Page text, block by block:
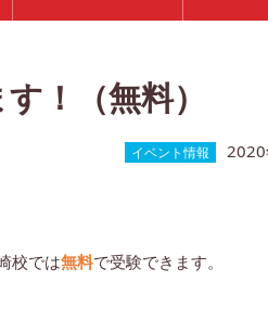
！（無料）
イベント情報
校では無料で受験できます。